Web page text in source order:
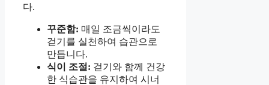
다.
꾸준함: 매일 조금씩이라도
걷기를 실천하여 습관으로
만듭니다.
식이 조절: 걷기와 함께 건강
한 식습관을 유지하여 시너